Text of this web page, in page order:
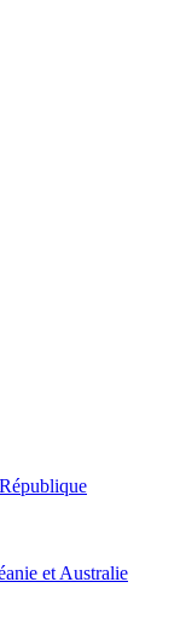
République
et Australie